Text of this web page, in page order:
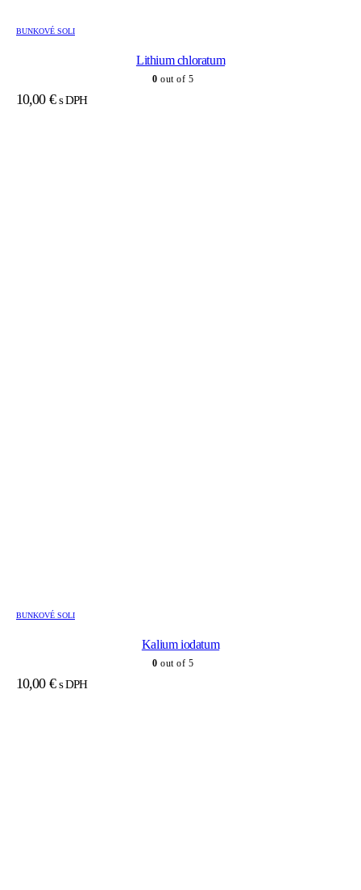
BUNKOVÉ SOLI
Lithium chloratum
0 out of 5
10,00 € s DPH
BUNKOVÉ SOLI
Kalium iodatum
0 out of 5
10,00 € s DPH